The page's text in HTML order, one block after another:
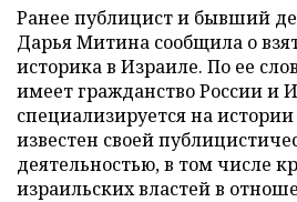
Ранее публицист и бывший
Дарья Митина сообщила о
историка в Израиле. По ее
имеет гражданство России и
специализируется на
известен своей
деятельностью, в том числе
израильских властей в